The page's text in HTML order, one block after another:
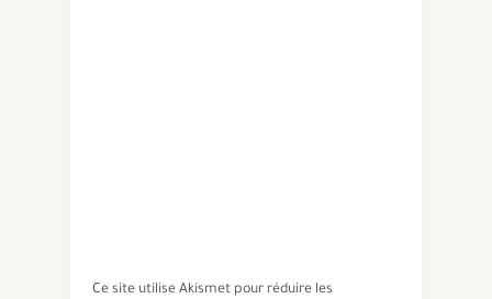
Ce site utilise Akismet pour réduire les